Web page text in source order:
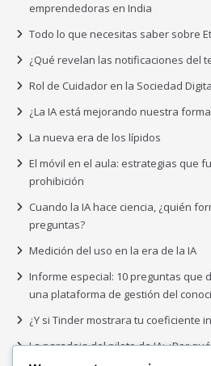
emprendedoras en India
Todo lo que necesitas saber sobre
¿Qué revelan las notificaciones del
Rol de Cuidador en la Sociedad
¿La IA está mejorando nuestra
La nueva era de los lípidos
El móvil en el aula: estrategias que
prohibición
Cuando la IA hace ciencia, ¿quién
preguntas?
Medición del uso en la era de la IA
Informe especial: 10 preguntas que
una plataforma de gestión del
¿Y si Tinder mostrara tu coeficiente
La paradoja del piloto de IA: ¿Por